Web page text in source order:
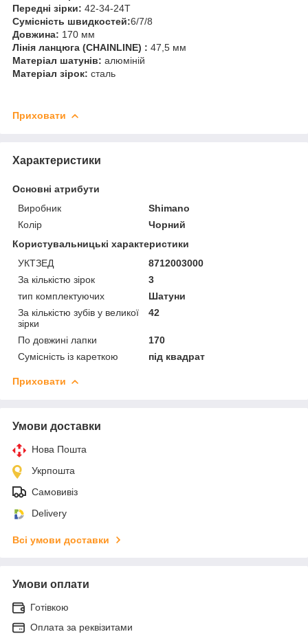
Передні зірки: 42-34-24T
Сумісність швидкостей:6/7/8
Довжина: 170 мм
Лінія ланцюга (CHAINLINE) : 47,5 мм
Матеріал шатунів: алюміній
Матеріал зірок: сталь
Приховати
Характеристики
Основні атрибути
Виробник
Shimano
Колір
Чорний
Користувальницькі характеристики
УКТЗЕД
8712003000
За кількістю зірок
3
тип комплектуючих
Шатуни
За кількістю зубів у великої
зірки
42
По довжині лапки
170
Сумісність із кареткою
під квадрат
Приховати
Умови доставки
Нова Пошта
Укрпошта
Самовивіз
Delivery
Всі умови доставки
Умови оплати
Готівкою
Оплата за реквізитами